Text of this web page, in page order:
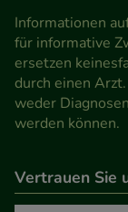
Informationen
für informative
ersetzen
durch einen
weder
werden können.
Vertrauen Sie